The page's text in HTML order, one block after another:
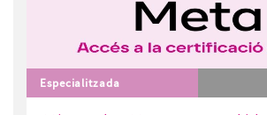
Especialitzada